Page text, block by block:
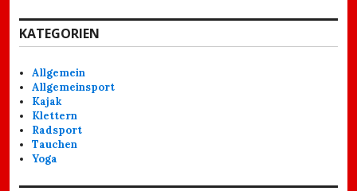
KATEGORIEN
Allgemein
Allgemeinsport
Kajak
Klettern
Radsport
Tauchen
Yoga